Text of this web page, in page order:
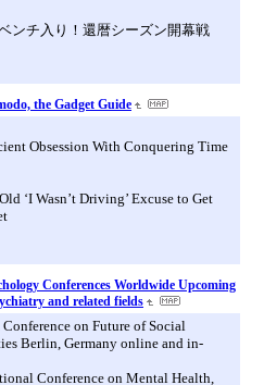
ンチ入り！還暦シーズン開幕戦
the Gadget Guide
Obsession With Conquering Time
‘I Wasn’t Driving’ Excuse to Get
Conferences Worldwide Upcoming
and related fields
on Future of Social
Berlin, Germany online and in-
Conference on Mental Health,